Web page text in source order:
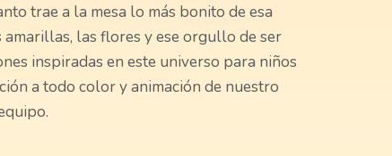
trae a la mesa lo más bonito de esa
las flores y ese orgullo de ser
inspiradas en este universo para niños
a todo color y animación de nuestro